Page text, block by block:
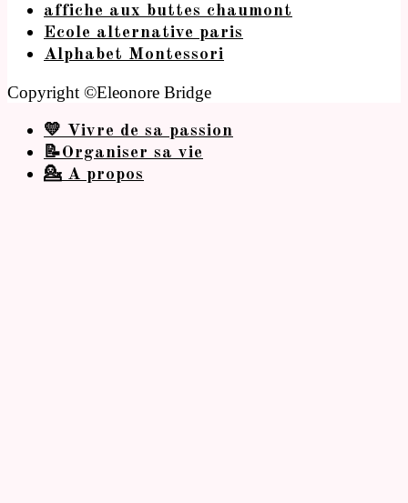
affiche aux buttes chaumont
Ecole alternative paris
Alphabet Montessori
Copyright ©Eleonore Bridge
💛 Vivre de sa passion
📝Organiser sa vie
💁 A propos